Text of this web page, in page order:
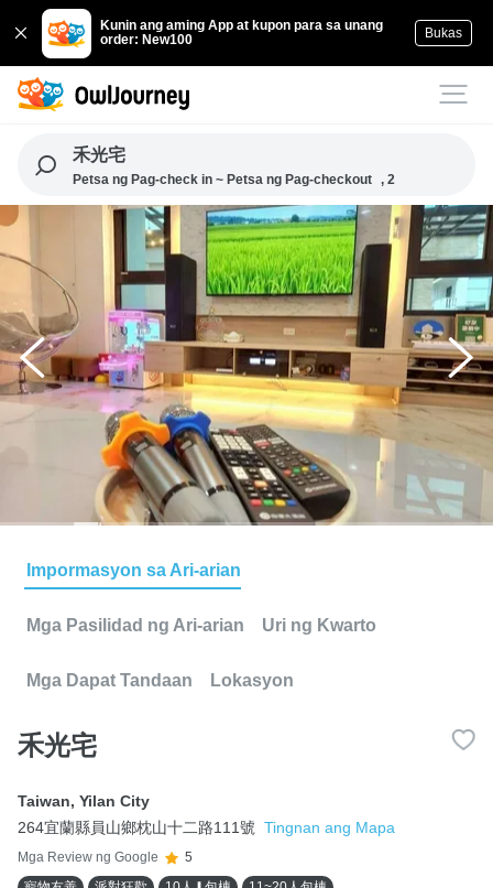
Kunin ang aming App at kupon para sa unang
order: New100
Bukas
禾光宅
Petsa ng Pag-check in ~ Petsa ng Pag-checkout , 2
Impormasyon sa Ari-arian
Mga Pasilidad ng Ari-arian Uri ng Kwarto
Mga Dapat Tandaan Lokasyon
禾光宅
Taiwan, Yilan City
264宜蘭縣員山鄉枕山十二路111號 Tingnan ang Mapa
Mga Review ng Google
5